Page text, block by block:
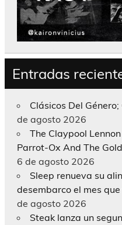
Entradas
Clásicos Del
de agosto 2026
The Claypool
Parrot-Ox And The
6 de agosto 2026
Sleep renueva su
desembarco el mes
de agosto 2026
Steak lanza un